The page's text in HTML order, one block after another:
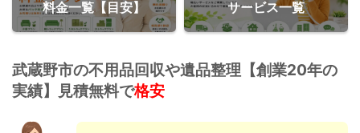
料金一覧【目安】 サービス一覧
武蔵野市の不用品回収や遺品整理【創業20年の
実績】見積無料で格安